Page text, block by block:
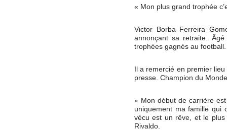
« Mon plus grand trophée
Victor Borba Ferreira
annonçant sa retraite.
trophées gagnés au football.
Il a remercié en premier
presse. Champion du
« Mon début de carrière
uniquement ma famille qui
vécu est un rêve, et le plus
Rivaldo.